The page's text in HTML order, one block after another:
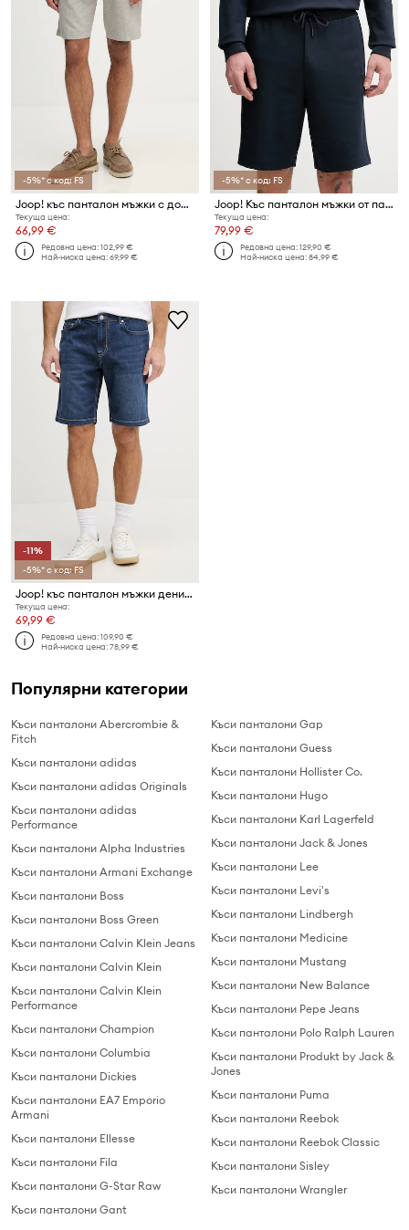
-5%* с код: FS
Joop! къс панталон мъжки с добавен лен
Текуща цена:
66,99 €
Редовна цена:102,99 €
Най-ниска цена:69,99 €
-5%* с код: FS
Joop! Къс панталон мъжки от памук
Текуща цена:
79,99 €
Редовна цена:129,90 €
Най-ниска цена:84,99 €
-11%
-5%* с код: FS
Joop! къс панталон мъжки деним
Текуща цена:
69,99 €
Редовна цена:109,90 €
Най-ниска цена:78,99 €
Популярни категории
Къси панталони Abercrombie &
Fitch
Къси панталони adidas
Къси панталони adidas Originals
Къси панталони adidas
Performance
Къси панталони Alpha Industries
Къси панталони Armani Exchange
Къси панталони Boss
Къси панталони Boss Green
Къси панталони Calvin Klein Jeans
Къси панталони Calvin Klein
Къси панталони Calvin Klein
Performance
Къси панталони Champion
Къси панталони Columbia
Къси панталони Dickies
Къси панталони EA7 Emporio
Armani
Къси панталони Ellesse
Къси панталони Fila
Къси панталони G-Star Raw
Къси панталони Gant
Къси панталони Gap
Къси панталони Guess
Къси панталони Hollister Co.
Къси панталони Hugo
Къси панталони Karl Lagerfeld
Къси панталони Jack & Jones
Къси панталони Lee
Къси панталони Levi's
Къси панталони Lindbergh
Къси панталони Medicine
Къси панталони Mustang
Къси панталони New Balance
Къси панталони Pepe Jeans
Къси панталони Polo Ralph Lauren
Къси панталони Produkt by Jack &
Jones
Къси панталони Puma
Къси панталони Reebok
Къси панталони Reebok Classic
Къси панталони Sisley
Къси панталони Wrangler